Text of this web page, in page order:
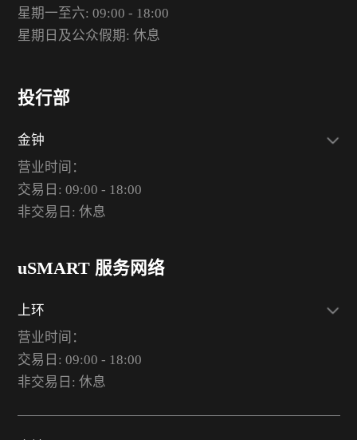
星期一至六: 09:00 - 18:00
星期日及公众假期: 休息
投行部
金钟
营业时间：
交易日: 09:00 - 18:00
非交易日: 休息
uSMART 服务网络
上环
营业时间：
交易日: 09:00 - 18:00
非交易日: 休息